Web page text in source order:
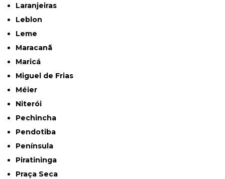
Laranjeiras
Leblon
Leme
Maracanã
Maricá
Miguel de Frias
Méier
Niterói
Pechincha
Pendotiba
Península
Piratininga
Praça Seca